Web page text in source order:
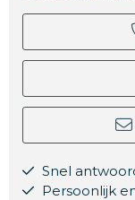
Snel
Persoonlijk